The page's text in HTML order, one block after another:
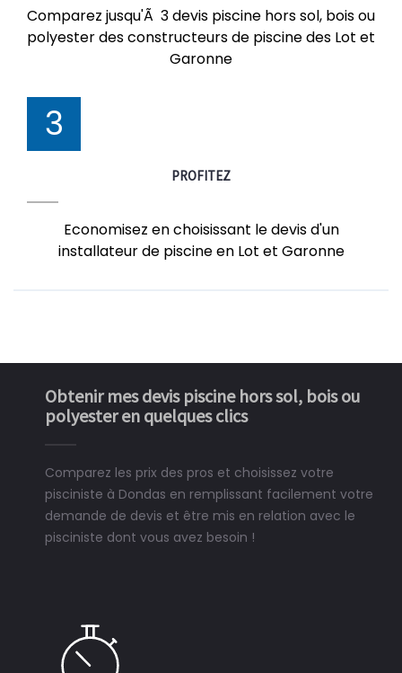
Comparez jusqu'Ã 3 devis piscine hors sol, bois ou
polyester des constructeurs de piscine des Lot et
Garonne
3
PROFITEZ
Economisez en choisissant le devis d'un
installateur de piscine en Lot et Garonne
Obtenir mes devis piscine hors sol, bois ou
polyester en quelques clics
Comparez les prix des pros et choisissez votre
pisciniste à Dondas en remplissant facilement votre
demande de devis et être mis en relation avec le
pisciniste dont vous avez besoin !